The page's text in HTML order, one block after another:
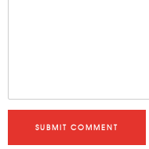
SUBMIT COMMENT